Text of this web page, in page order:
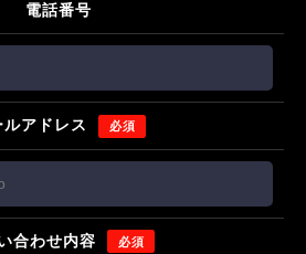
電話番号
ルアドレス 必須
合わせ内容 必須